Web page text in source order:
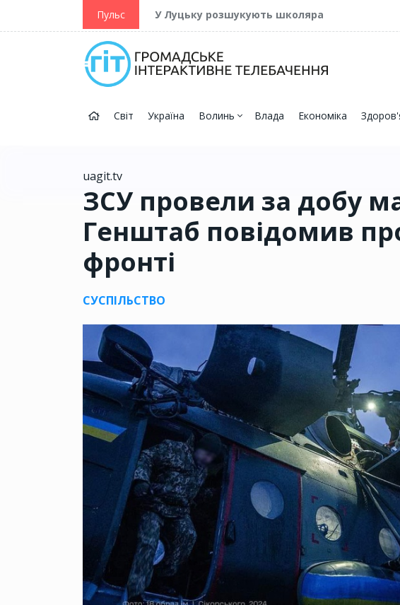
Пульс У Луцьку розшукують школяра
Світ Україна Волинь Влада Економіка
uagit.tv
ЗСУ провели за добу
Генштаб повідомив
фронті
СУСПІЛЬСТВО